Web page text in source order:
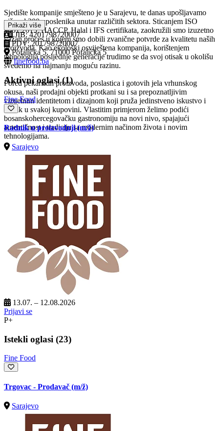
Sjedište kompanije smješteno je u Sarajevu, te danas upošljavamo
više od 200 uposlenika unutar različitih sektora. Sticanjem ISO
9001:2015, HACCP, Halal i IFS certifikata, zaokružili smo izuzetno
važan proces u kojem smo dobili zvanične potvrde za kvalitetu naših
proizvoda. Kao ekološki osviještena kompanija, korištenjem
tehnologija posljednje generacije trudimo se da svoj otisak u okolišu
svedemo na najmanju moguću razinu.
Pored pekarskih proizvoda, poslastica i gotovih jela vrhunskog
okusa, naši prodajni objekti protkani su i sa prepoznatljivim
vizuelnim identitetom i dizajnom koji pruža jedinstveno iskustvo i
užitak u svakoj kupovini. Vlastitim primjerom želimo podići
bosanskohercegovačku gastronomiju na novi nivo, spajajući
autentičnost i tradiciju sa modernim načinom života i novim
tehnologijama.
Prikaži više
JIB: 4201798720007
PDV: 201798720007
Pofalićka 5, 71000 Pofalićka 5
finefood.ba
Aktivni oglasi (1)
Fine Food
Radnik u proizvodnji(m/ž)
Sarajevo
13.07. – 12.08.2026
Prijavi se
P+
Istekli oglasi (23)
Fine Food
Trgovac - Prodavač (m/ž)
Sarajevo